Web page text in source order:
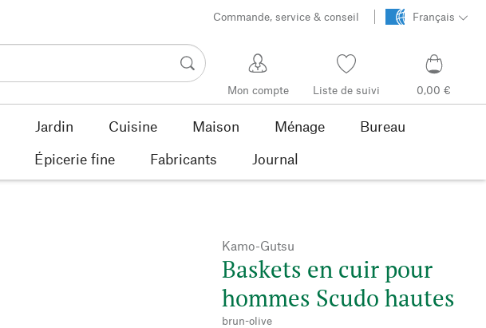
Commande, service & conseil Français
Mon compte Liste de suivi 0,00 €
Jardin Cuisine Maison Ménage
Bureau
Épicerie fine Fabricants Journal
Kamo-Gutsu
Baskets en cuir pour
hommes Scudo hautes
brun-olive